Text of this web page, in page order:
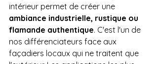
intérieur permet de créer une
ambiance industrielle, rustique ou
flamande authentique. C'est l'un de
nos différenciateurs face aux
façadiers locaux qui ne traitent que